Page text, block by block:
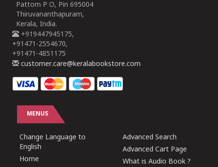
Pattom P O, Pin 695004
Thiruvananthapuram,
Kerala, India.
+919447945175,
+91471-2554670,
+91471-4851175
customer.care@keralabookstore.com
MENUS
Change Language to
English
Home
Advanced Search
Advanced Cart Page
What is Audio Book ?